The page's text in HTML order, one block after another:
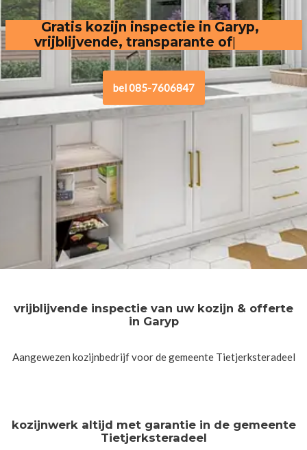
Gratis kozijn inspectie in Garyp,
vrijblijvende, transparante offerte
bel 085-7606847
vrijblijvende inspectie van uw kozijn & offerte
in Garyp
Aangewezen kozijnbedrijf voor de gemeente Tietjerksteradeel
kozijnwerk altijd met garantie in de gemeente
Tietjerksteradeel